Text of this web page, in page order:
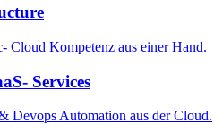
Cloud Kompetenz aus einer Hand.
Services
Devops Automation aus der Cloud.